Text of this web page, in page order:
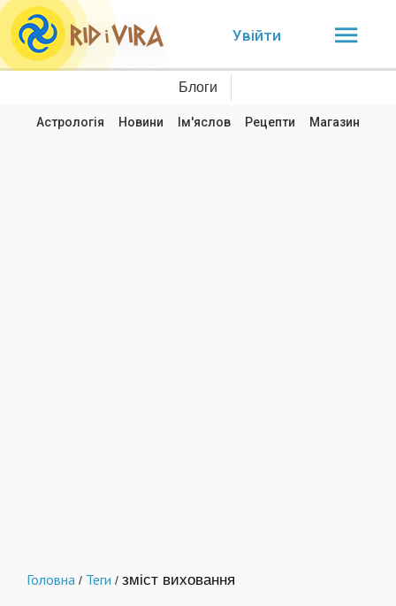
Увійти
Блоги
Астрологія Новини Ім'яслов Рецепти Магазин
Головна / Теги / зміст виховання